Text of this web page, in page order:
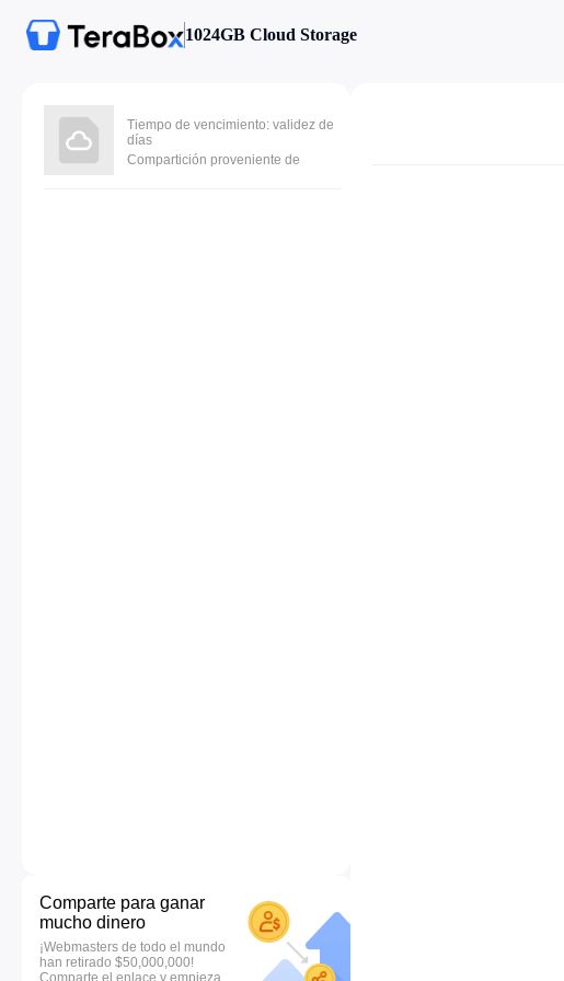
1024GB Cloud Storage
Tiempo de vencimiento: validez de
días
Compartición proveniente de
Comparte para ganar
mucho dinero
¡Webmasters de todo el mundo
han retirado $50,000,000!
Comparte el enlace y empieza